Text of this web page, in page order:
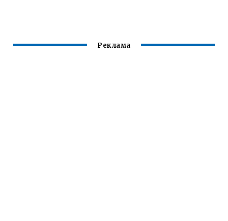
Реклама